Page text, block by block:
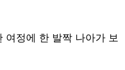
여정에 한 발짝 나아가 보